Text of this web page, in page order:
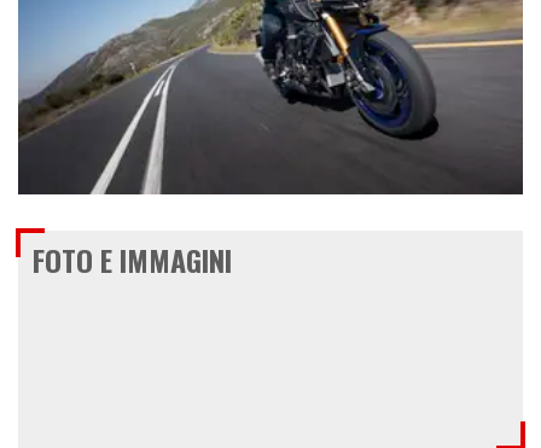
€ 16.190
FOTO E IMMAGINI